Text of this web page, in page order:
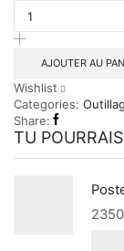
Pince
universel
180mm
THT110706P
AJOUTER AU
Wishlist
Categories:
Share:
TU